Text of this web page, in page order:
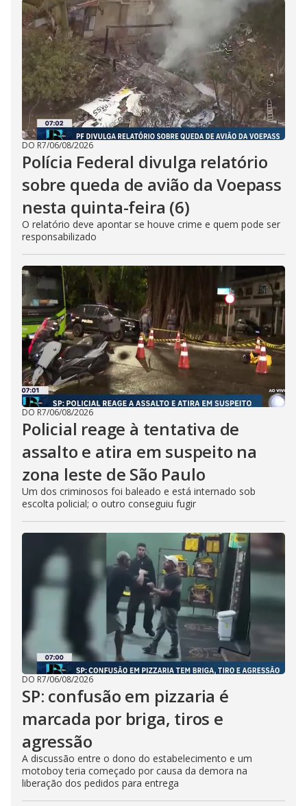
DO R7/06/08/2026
Polícia Federal divulga relatório
sobre queda de avião da Voepass
nesta quinta-feira (6)
O relatório deve apontar se houve crime e quem pode ser
responsabilizado
DO R7/06/08/2026
Policial reage à tentativa de
assalto e atira em suspeito na
zona leste de São Paulo
Um dos criminosos foi baleado e está internado sob
escolta policial; o outro conseguiu fugir
DO R7/06/08/2026
SP: confusão em pizzaria é
marcada por briga, tiros e
agressão
A discussão entre o dono do estabelecimento e um
motoboy teria começado por causa da demora na
liberação dos pedidos para entrega